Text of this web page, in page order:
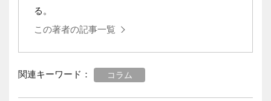
る。
この著者の記事一覧
関連キーワード： コラム